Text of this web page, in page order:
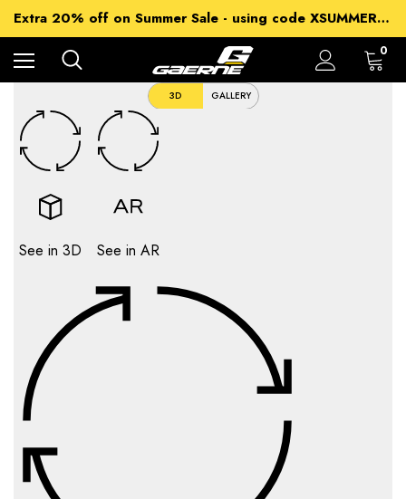
Extra 20% off on Summer Sale - using code XSUMMER2026
Free Shipping on all orders over 99£
15% off Sitewide - using code XSUMMER2026
0
3D GALLERY
See in 3D See in AR